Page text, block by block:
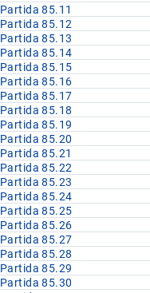
Partida 85.11
Partida 85.12
Partida 85.13
Partida 85.14
Partida 85.15
Partida 85.16
Partida 85.17
Partida 85.18
Partida 85.19
Partida 85.20
Partida 85.21
Partida 85.22
Partida 85.23
Partida 85.24
Partida 85.25
Partida 85.26
Partida 85.27
Partida 85.28
Partida 85.29
Partida 85.30